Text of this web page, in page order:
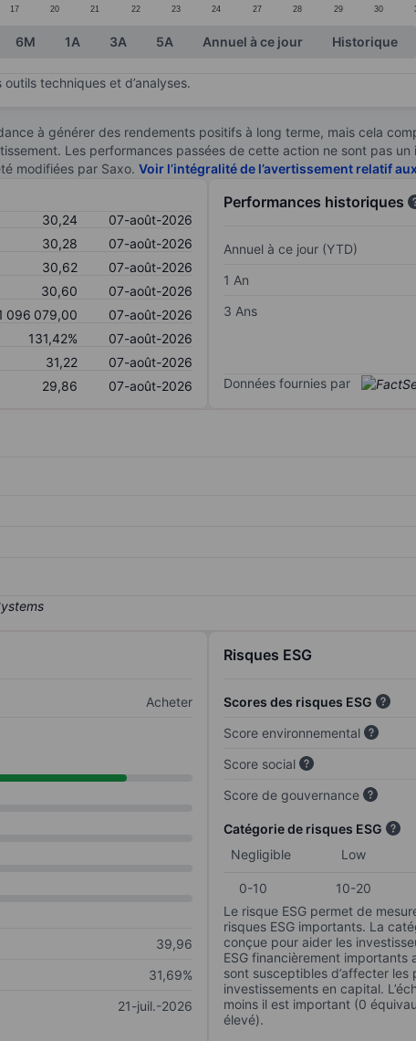
17 20 21 22 23 24 27 28 29 30
6M 1A 3A 5A Annuel à ce jour Historique
techniques et d’analyses.
à générer des rendements positifs à long terme, mais cela
Les performances passées de cette action ne sont pas
modifiées par Saxo. Voir l’intégralité de l’avertissement relatif
30,24
07-août-2026
30,28
07-août-2026
30,62
07-août-2026
30,60
07-août-2026
096 079,00
07-août-2026
131,42%
07-août-2026
31,22
07-août-2026
29,86 07-août-2026
Performances historiques
Annuel à ce jour (YTD)
1 An
3 Ans
Données fournies par
Acheter
39,96
31,69%
21-juil.-2026
Risques ESG
Scores des risques ESG
Score environnemental
Score social
Score de gouvernance
Catégorie de risques ESG
Negligible
Low
0-10 10-20
Le risque ESG permet de
risques ESG importants. La
conçue pour aider les
ESG financièrement importants
sont susceptibles d’affecter
investissements en capital.
moins il est important (0
élevé).